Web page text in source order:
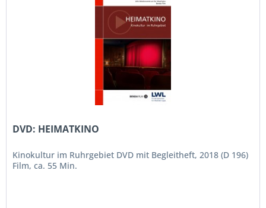
DVD: HEIMATKINO
Kinokultur im Ruhrgebiet DVD mit Begleitheft, 2018 (D 196)
Film, ca. 55 Min.